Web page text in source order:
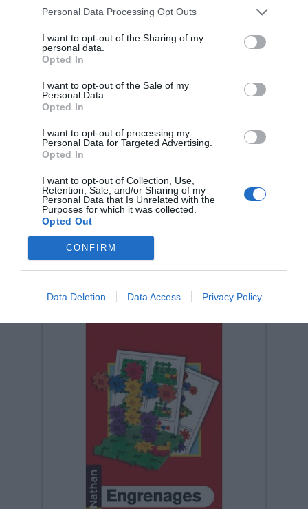
Personal Data Processing Opt Outs
I want to opt-out of the Sharing of my
personal data.
Opted In
I want to opt-out of the Sale of my
Personal Data.
Opted In
I want to opt-out of processing my
Personal Data for Targeted Advertising.
Opted In
I want to opt-out of Collection, Use,
Retention, Sale, and/or Sharing of my
Personal Data that Is Unrelated with the
Purposes for which it was collected.
Opted Out
CONFIRM
Data Deletion Data Access Privacy Policy
Διασκέδαση, η εταιρεία δημιουργεί εργαλεία για το
μια συναρπαστική περιπέτεια εξερεύνησης. Στόχος
της είναι να καλλιεργήσει μια δια βίου αγάπη για τη
μάθηση, βοηθώντας κάθε παιδί να ανακαλύψει τον
παιχνίδι.
Σχετικά προϊόντα